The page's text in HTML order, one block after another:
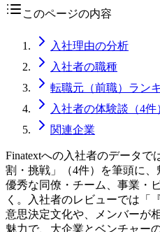
このページの内容
入社理由の分析
入社者の職種
転職元（前職）ラン
入社者の体験談（4件
関連企業
Finatextへの入社者のデータで
割・挑戦」（4件）を筆頭に、
優秀な同僚・チーム、事業・
く。入社者のレビューでは「
意思決定文化や、メンバーが
魅力で、大企業とベンチャー